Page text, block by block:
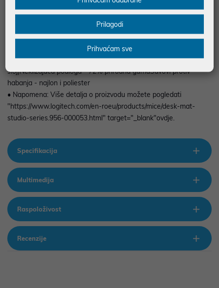
mekana i udobna površinska tkanina i unutarnji sloj izrađeni od
recikliranog poliestera, dajući drugi život PET bocama.
• Dimenzije i masa: 700 mm (Š) x 300 (D) x 2 mm (V), 286 g
• Materijal: 100% reciklirani poliester (površinski i unutarnji
sloj)Neklizajuća podloga - 72% prirodna gumaŠavovi protiv
habanja - najlon i poliester
• Napomena: Više detalja o proizvodu možete pogledati
"https://www.logitech.com/en-roeu/products/mice/desk-mat-
studio-series.956-000053.html" target="_blank"ovdje.
Specifikacija
Multimedija
Raspoloživost
Recenzije
Prilagodi
Prihvaćam sve